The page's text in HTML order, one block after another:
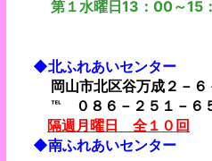
第１水曜日13：00～15
◆北ふれあいセンター
岡山市北区谷万成２－６
℡ ０８６－２５１－６
隔週月曜日 全１０回
◆南ふれあいセンター